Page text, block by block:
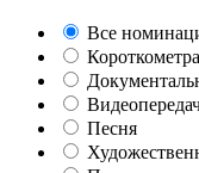
Все
Песня